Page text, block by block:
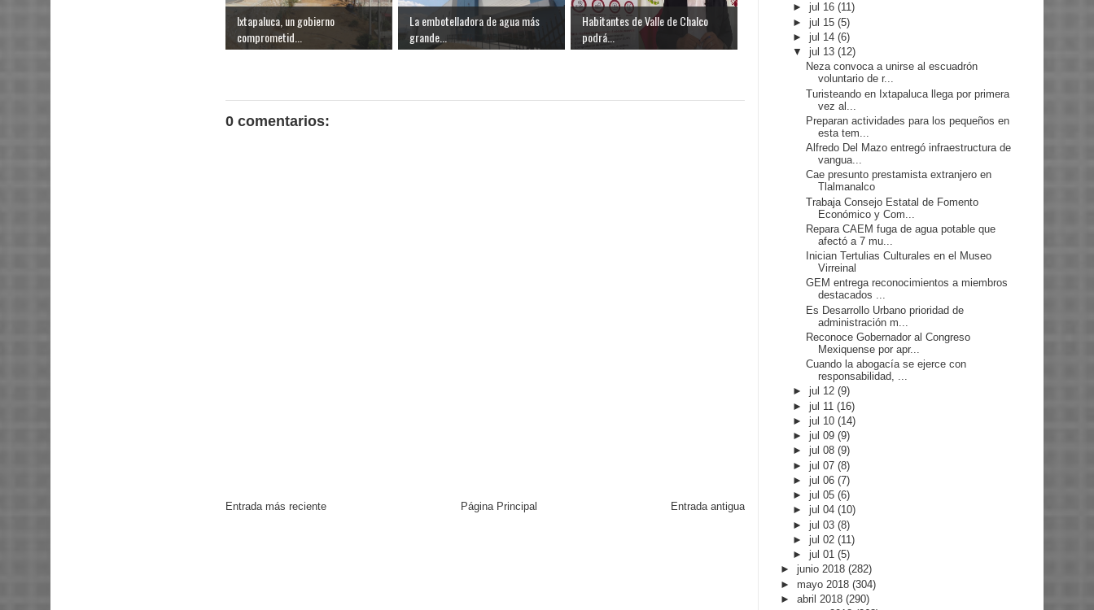
Ixtapaluca, un gobierno
comprometid...
La embotelladora de agua más
grande...
Habitantes de Valle de Chalco
podrá...
0 comentarios:
Entrada más reciente Entrada antigua
Página Principal
►jul 16(11)
►jul 15(5)
►jul 14(6)
▼jul 13(12)
Neza convoca a unirse al escuadrón
voluntario de r...
Turisteando en Ixtapaluca llega por primera
vez al...
Preparan actividades para los pequeños en
esta tem...
Alfredo Del Mazo entregó infraestructura de
vangua...
Cae presunto prestamista extranjero en
Tlalmanalco
Trabaja Consejo Estatal de Fomento
Económico y Com...
Repara CAEM fuga de agua potable que
afectó a 7 mu...
Inician Tertulias Culturales en el Museo
Virreinal
GEM entrega reconocimientos a miembros
destacados ...
Es Desarrollo Urbano prioridad de
administración m...
Reconoce Gobernador al Congreso
Mexiquense por apr...
Cuando la abogacía se ejerce con
responsabilidad, ...
►jul 12(9)
►jul 11(16)
►jul 10(14)
►jul 09(9)
►jul 08(9)
►jul 07(8)
►jul 06(7)
►jul 05(6)
►jul 04(10)
►jul 03(8)
►jul 02(11)
►jul 01(5)
► junio 2018 (282)
► mayo 2018 (304)
► abril 2018 (290)